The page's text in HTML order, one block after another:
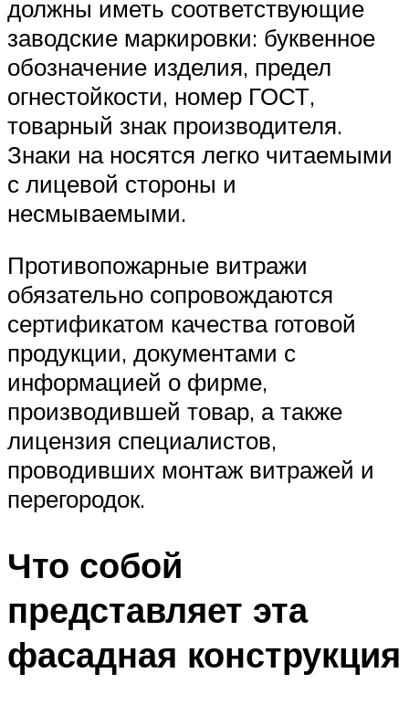
должны иметь соответствующие
заводские маркировки: буквенное
обозначение изделия, предел
огнестойкости, номер ГОСТ,
товарный знак производителя.
Знаки на носятся легко читаемыми
с лицевой стороны и
несмываемыми.
Противопожарные витражи
обязательно сопровождаются
сертификатом качества готовой
продукции, документами с
информацией о фирме,
производившей товар, а также
лицензия специалистов,
проводивших монтаж витражей и
перегородок.
Что собой
представляет эта
фасадная конструкция